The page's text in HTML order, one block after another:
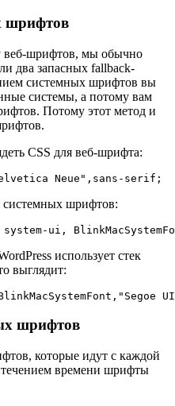
шрифтов
веб-шрифтов, мы обычно
два запасных fallback-
системных шрифтов вы
системы, а потому вам
Потому этот метод и
CSS для веб-шрифта:
Neue",sans-serif;
системных шрифтов:
ui,
использует стек
выглядит:
шрифтов
которые идут с каждой
времени шрифты